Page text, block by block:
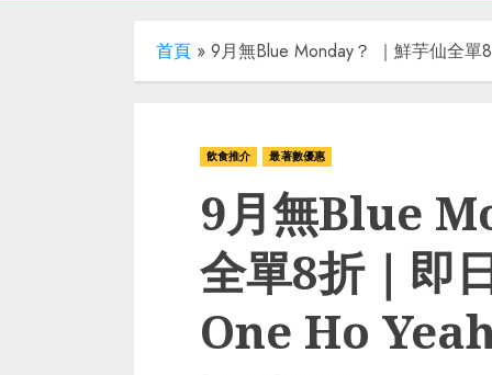
首頁 » 9月無Blue Monday？ ｜鮮芋仙全單
飲食推介 最著數優惠
9月無Blue
全單8折｜即
One Ho